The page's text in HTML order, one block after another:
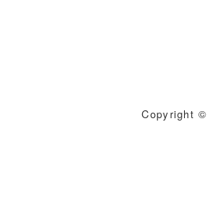
Copyright